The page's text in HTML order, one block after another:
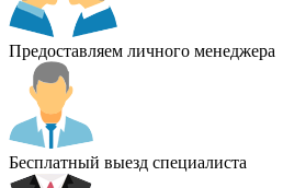
Предоставляем личного менеджера
Бесплатный выезд специалиста